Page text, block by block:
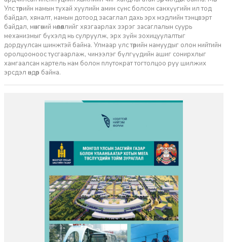
Улс төрийн намын тухай хуулийн амин сүнс болсон санхүүгийн ил тод
байдал, хяналт, намын дотоод засаглал дахь эрх мэдлийн тэнцвэрт
байдал, мөнгөний нөлөөллийг хязгаарлах зэрэг засаглалын суурь
механизмыг бүхэлд нь сулруулж, эрх зүйн зохицуулалтыг
дордуулсан шинжтэй байна. Улмаар улс төрийн намуудыг олон нийтийн
оролцооноос тусгаарлаж, чинээлэг бүлгүүдийн ашиг сонирхлыг
хамгаалсан картель нам болон плутократ тогтолцоо руу шилжих
эрсдэл өндөр байна.